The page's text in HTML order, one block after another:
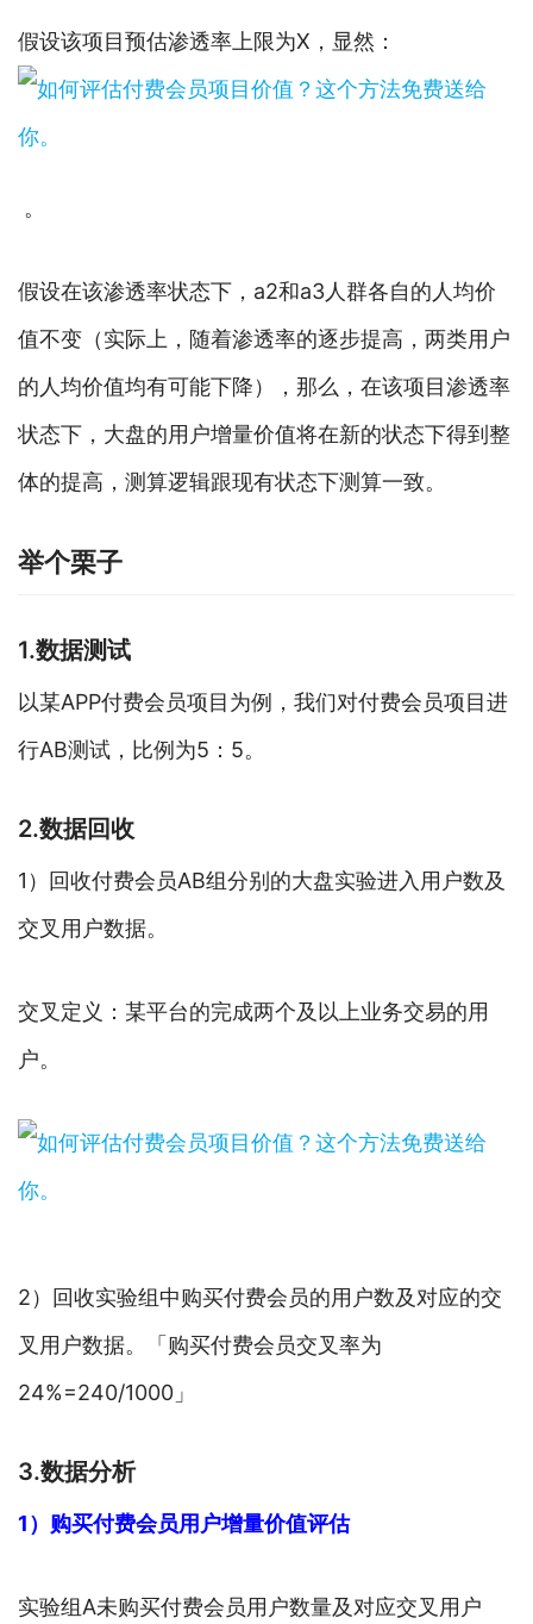
假设该项目预估渗透率上限为X，显然：
。
假设在该渗透率状态下，a2和a3人群各自的人均价
值不变（实际上，随着渗透率的逐步提高，两类用户
的人均价值均有可能下降），那么，在该项目渗透率
状态下，大盘的用户增量价值将在新的状态下得到整
体的提高，测算逻辑跟现有状态下测算一致。
举个栗子
1.数据测试
以某APP付费会员项目为例，我们对付费会员项目进
行AB测试，比例为5：5。
2.数据回收
1）回收付费会员AB组分别的大盘实验进入用户数及
交叉用户数据。
交叉定义：某平台的完成两个及以上业务交易的用
户。
2）回收实验组中购买付费会员的用户数及对应的交
叉用户数据。「购买付费会员交叉率为
24%=240/1000」
3.数据分析
1）购买付费会员用户增量价值评估
实验组A未购买付费会员用户数量及对应交叉用户